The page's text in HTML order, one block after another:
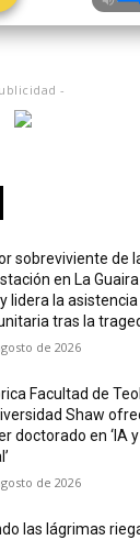
-
sobreviviente de
en La
lidera la asistencia
tras la
de 2026
Facultad de
Shaw
doctorado en ‘IA
de 2026
las lágrimas